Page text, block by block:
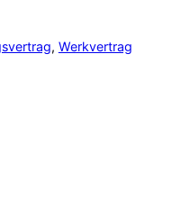
, Werkvertrag